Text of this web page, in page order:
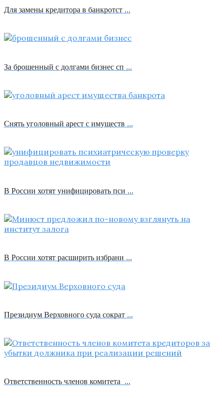
Для замены кредитора в банкротст …
За брошенный с долгами бизнес сп …
Снять уголовный арест с имуществ …
В России хотят унифицировать пси …
В России хотят расширить избрани …
Президиум Верховного суда сократ …
Ответственность членов комитета …